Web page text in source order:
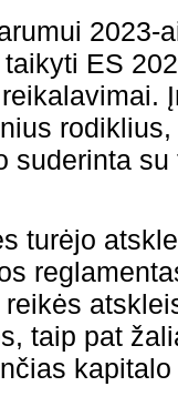
2023-
ES
suderinta
turėjo
taip pat